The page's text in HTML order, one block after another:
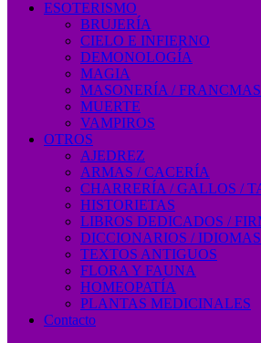
ESOTERISMO
BRUJERÍA
CIELO E INFIERNO
DEMONOLOGÍA
MAGIA
MASONERÍA /
MUERTE
VAMPIROS
OTROS
AJEDREZ
ARMAS / CACERÍA
CHARRERÍA / GALLOS /
HISTORIETAS
LIBROS DEDICADOS /
DICCIONARIOS /
TEXTOS ANTIGUOS
FLORA Y FAUNA
HOMEOPATÍA
PLANTAS MEDICINALES
Contacto